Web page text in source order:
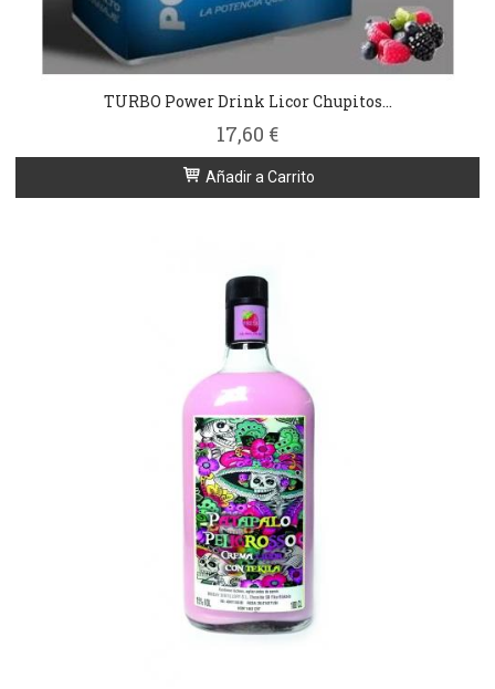
TURBO Power Drink Licor Chupitos...
17,60 €
Añadir a Carrito